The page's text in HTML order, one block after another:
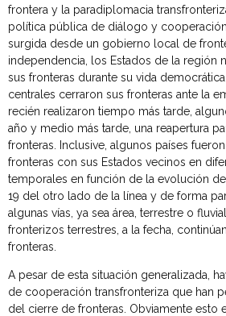
frontera y la paradiplomacia
política pública de diálogo y
surgida desde un gobierno local de
independencia, los Estados de la región
sus fronteras durante su vida
centrales cerraron sus fronteras ante la
recién realizaron tiempo más tarde,
año y medio más tarde, una reapertura
fronteras. Inclusive, algunos países
fronteras con sus Estados vecinos en
temporales en función de la evolución
19 del otro lado de la línea y de forma
algunas vías, ya sea área, terrestre o
fronterizos terrestres, a la fecha,
fronteras.
A pesar de esta situación generalizada,
de cooperación transfronteriza que han
del cierre de fronteras. Obviamente esto